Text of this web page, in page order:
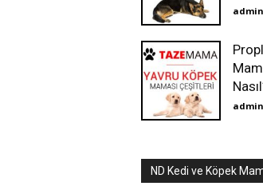
admin
admin
ND Kedi ve Köpek